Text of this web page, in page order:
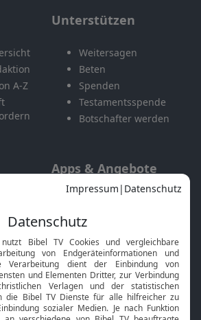
A-Z
Unterstützen
Weitersagen
Beten
Spenden
Testamentsspende
Botschafter werden
erklärt
Apps & Angebote
Mobile App
Smart TV
HbbTV
Bibelthek Online-Bibel
Nächster Gottesdienst